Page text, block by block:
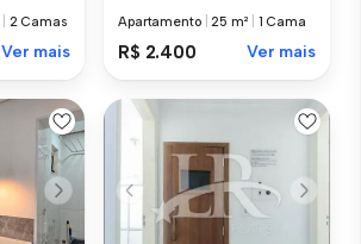
2 Camas
Ver mais
Apartamento |25 m² 1 Cama
R$ 2.400 Ver mais